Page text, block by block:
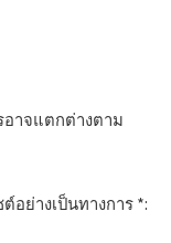
อาจแตกต่างตาม
อย่างเป็นทางการ *: